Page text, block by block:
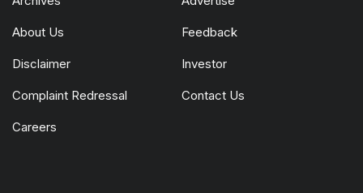
About Us Feedback
Disclaimer Investor
Complaint Redressal Contact Us
Careers